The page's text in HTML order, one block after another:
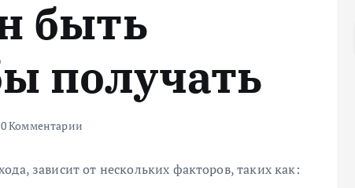
быть
получать
0 Комментарии
зависит от нескольких факторов, таких как: